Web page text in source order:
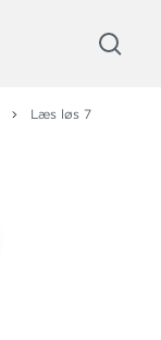
Læs løs 7